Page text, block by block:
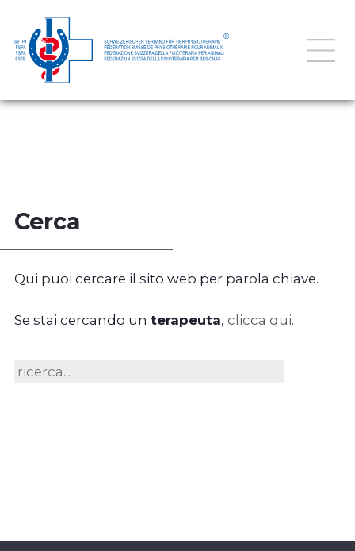
Cerca
Qui puoi cercare il sito web per parola chiave.
Se stai cercando un terapeuta, clicca qui.